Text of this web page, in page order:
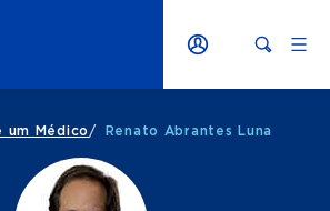
um Médico / Renato Abrantes Luna